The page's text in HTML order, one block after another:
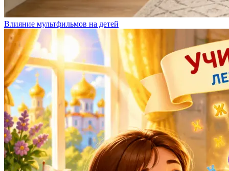
Влияние мультфильмов на детей